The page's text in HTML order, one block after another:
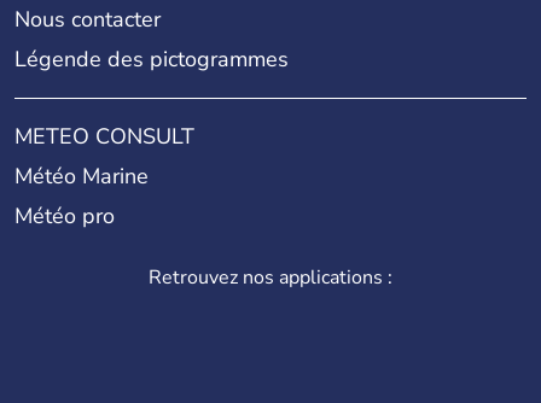
Nous contacter
Légende des pictogrammes
METEO CONSULT
Météo Marine
Météo pro
Retrouvez nos applications :